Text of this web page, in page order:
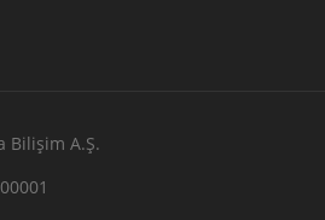
Bilişim A.Ş.